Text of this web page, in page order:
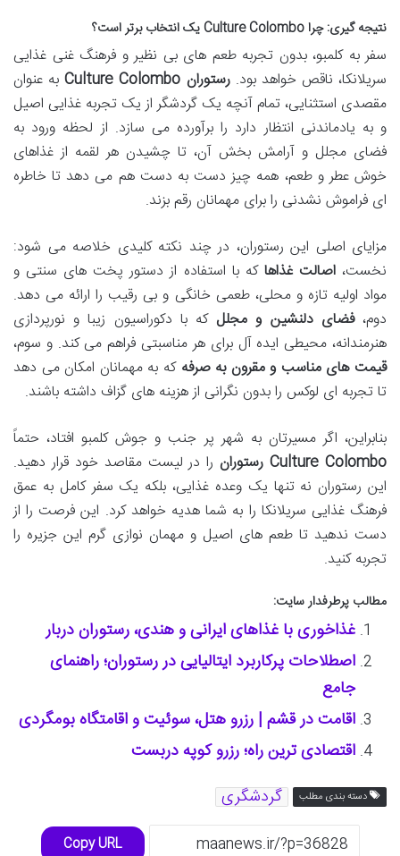
نتیجه گیری: چرا Culture Colombo یک انتخاب برتر است؟
سفر به کلمبو، بدون تجربه طعم های بی نظیر و فرهنگ غنی غذایی
سریلانکا، ناقص خواهد بود.رستوران Culture Colombo
به عنوان
مقصدی استثنایی، تمام آنچه یک گردشگر از یک تجربه غذایی اصیل
و به یادماندنی انتظار دارد را برآورده می سازد. از لحظه ورود به
فضای مجلل و آرامش بخش آن، تا چشیدن هر لقمه از غذاهای
خوش عطر و طعم، همه چیز دست به دست هم می دهد تا خاطره
ای فراموش نشدنی را برای مهمانان رقم بزند.
مزایای اصلی این رستوران، در چند نکته کلیدی خلاصه می شود:
نخست،اصالت غذاها که با استفاده از دستور پخت های سنتی و
مواد اولیه تازه و محلی، طعمی خانگی و بی رقیب را ارائه می دهد.
دوم،فضای دلنشین و مجلل که با دکوراسیون زیبا و نورپردازی
هنرمندانه، محیطی ایده آل برای هر مناسبتی فراهم می کند. و سوم،
قیمت های مناسب و مقرون به صرفه که به مهمانان امکان می دهد
تا تجربه ای لوکس را بدون نگرانی از هزینه های گزاف داشته باشند.
بنابراین، اگر مسیرتان به شهر پر جنب و جوش کلمبو افتاد، حتماً
Culture Colombo رستوران
را در لیست مقاصد خود قرار دهید.
این رستوران نه تنها یک وعده غذایی، بلکه یک سفر کامل به عمق
فرهنگ غذایی سریلانکا را به شما هدیه خواهد کرد. این فرصت را از
دست ندهید تا طعم های اصیل و مهمان نوازی گرم این جزیره را
تجربه کنید.
مطالب پرطرفدار سایت:
غذاخوری با غذاهای ایرانی و هندی، رستوران دربار
اصطلاحات پرکاربرد ایتالیایی در رستوران؛ راهنمای
جامع
اقامت در قشم | رزرو هتل، سوئیت و اقامتگاه بومگردی
اقتصادی ترین راه؛ رزرو کوپه دربست
دسته بندی مطلب گردشگری
Copy URL